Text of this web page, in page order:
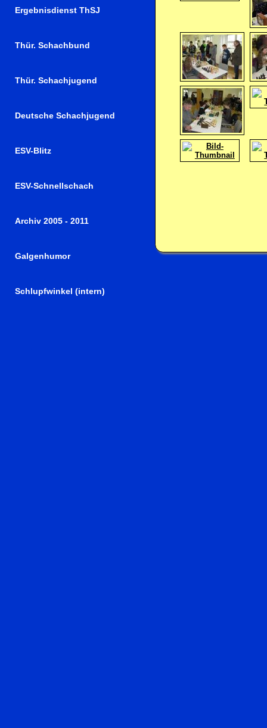
Ergebnisdienst ThSJ
Thür. Schachbund
Thür. Schachjugend
Deutsche Schachjugend
ESV-Blitz
ESV-Schnellschach
Archiv 2005 - 2011
Galgenhumor
Schlupfwinkel (intern)